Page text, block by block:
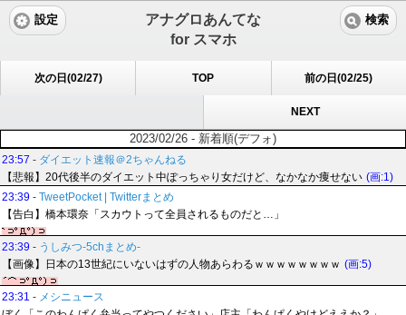
アナグロあんてな
for スマホ
設定 検索
次の日(02/27) TOP 前の日(02/25)
NEXT
2023/02/26 - 新着順(デフォ)
23:57 - ダイエット速報＠2ちゃんねる
【悲報】20代後半のダイエット中ぽっちゃり女だけど、なかなか痩せない (画:1)
23:39 - TweetPocket | Twitterまとめ
【告白】橋本環奈「スカウトって全員されるものだと…」
23:39 - うしみつ-5chまとめ-
【画像】日本の13世紀にいないはずの人物あらわるｗｗｗｗｗｗｗｗ (画:5)
23:31 - メシニュース